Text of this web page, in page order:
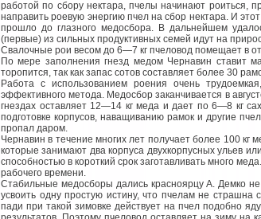
работой по сбору нектара, пчелы начинают роиться,
направить роевую энергию пчел на сбор нектара. И
прошло до глазного медосбора. В дальнейшем
(первые) из сильных продуктивных семей идут на
Свалочные рои весом до 6—7 кг пчеловод помещает в
По мере заполнения гнезд медом Чернавин ставит
торопится, так как запас сотов составляет более 30
Работа с использованием роения очень
эффективного метода. Медосбор заканчивается в
гнездах оставляет 12—14 кг меда и дает по 6—8 кг
подготовке корпусов, наващиванию рамок и другие
пропал даром.
Чернавин в течение многих лет получает более 100 кг
которые занимают два корпуса двухкорпусных ульев
способностью в короткий срок заготавливать много
рабочего времени.
Стабильные медосборы дались красноярцу А. Демко
усвоить одну простую истину, что пчелам не
пади при такой зимовке действует на пчел подобно